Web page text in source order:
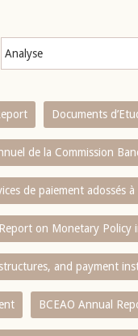
Documents
de la Commission
de paiement adossés
Report on Monetary Policy
and payment
BCEAO Annual